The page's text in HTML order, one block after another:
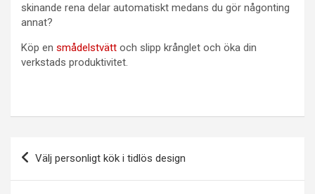
skinande rena delar automatiskt medans du gör någonting
annat?
Köp en smådelstvätt och slipp krånglet och öka din
verkstads produktivitet.
Inläggsnavigering
Välj personligt kök i tidlös design